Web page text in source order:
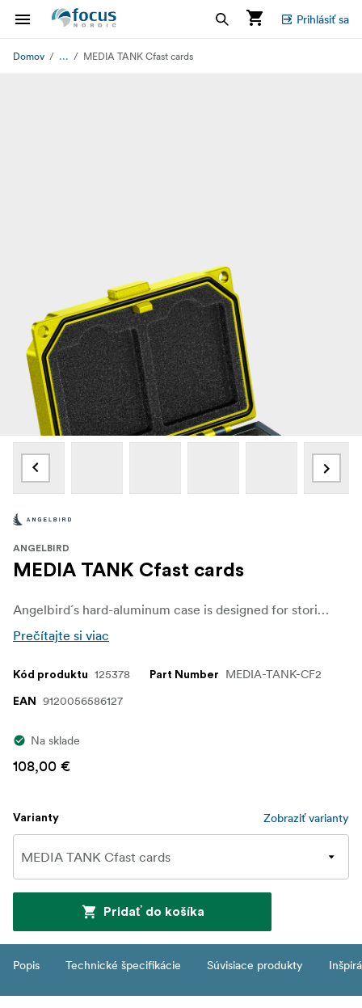
Prihlásiť sa
Domov ... MEDIA TANK Cfast cards
ANGELBIRD
MEDIA TANK Cfast cards
Angelbird´s hard-aluminum case is designed for storing and transporting up to 4 memory cards and comes with a durable secure locking mechanism that prevents accidental case opening.
Prečítajte si viac
Kód produktu 125378 Part Number MEDIA-TANK-CF2
EAN 9120056586127
Na sklade
108,00 €
Varianty Zobraziť varianty
Pridať do košíka
Popis Technické špecifikácie Súvisiace produkty